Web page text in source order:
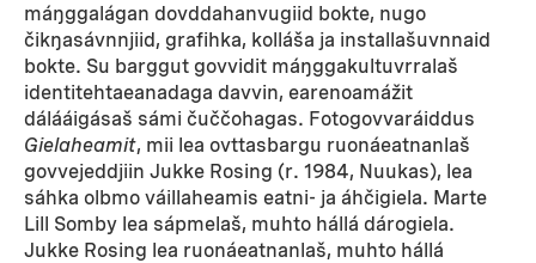
máŋggalágan dovddahanvugiid bokte, nugo
čikŋasávnnjiid, grafihka, kolláša ja installašuvnnaid
bokte. Su barggut govvidit máŋggakultuvrralaš
identitehtaeanadaga davvin, earenoamážit
dálááigásaš sámi čuččohagas. Fotogovvaráiddus
Gielaheamit, mii lea ovttasbargu ruonáeatnanlaš
govvejeddjiin Jukke Rosing (r. 1984, Nuukas), lea
sáhka olbmo váillaheamis eatni- ja áhčigiela. Marte
Lill Somby lea sápmelaš, muhto hállá dárogiela.
Jukke Rosing lea ruonáeatnanlaš, muhto hállá